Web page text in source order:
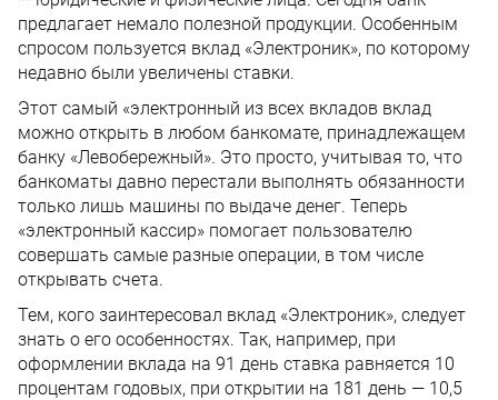
предлагает немало полезной продукции. Особенным
спросом пользуется вклад «Электроник», по которому
недавно были увеличены ставки.
Этот самый «электронный из всех вкладов вклад
можно открыть в любом банкомате, принадлежащем
банку «Левобережный». Это просто, учитывая то, что
банкоматы давно перестали выполнять обязанности
только лишь машины по выдаче денег. Теперь
«электронный кассир» помогает пользователю
совершать самые разные операции, в том числе
открывать счета.
Тем, кого заинтересовал вклад «Электроник», следует
знать о его особенностях. Так, например, при
оформлении вклада на 91 день ставка равняется 10
процентам годовых, при открытии на 181 день — 10,5